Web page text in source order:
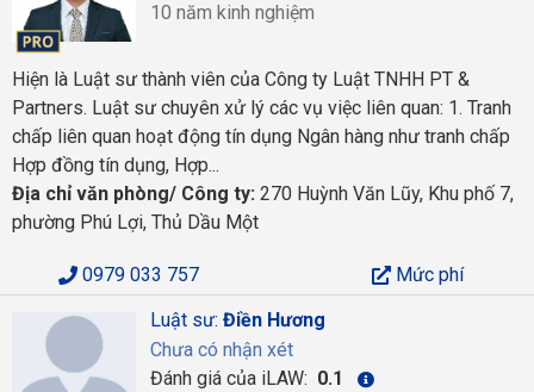
10 năm kinh nghiệm
Hiện là Luật sư thành viên của Công ty Luật TNHH PT &
Partners. Luật sư chuyên xử lý các vụ việc liên quan: 1. Tranh
chấp liên quan hoạt động tín dụng Ngân hàng như tranh chấp
Hợp đồng tín dụng, Hợp...
Địa chỉ văn phòng/ Công ty: 270 Huỳnh Văn Lũy, Khu phố 7,
phường Phú Lợi, Thủ Dầu Một
0979 033 757
Mức phí
Luật sư: Điền Hương
Chưa có nhận xét
Đánh giá của iLAW: 0.1